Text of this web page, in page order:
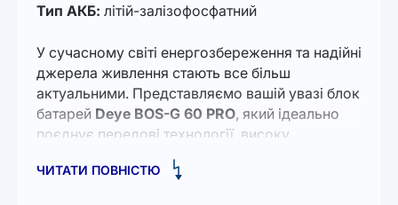
Тип АКБ: літій-залізофосфатний
У сучасному світі енергозбереження та надійні
джерела живлення стають все більш
актуальними. Представляємо вашій увазі блок
батарей Deye BOS-G 60 PRO, який ідеально
поєднує передові технології, високу
продуктивність та безпеку. Цей блок батарей
створений для тих, хто цінує надійність та
ЧИТАТИ ПОВНІСТЮ